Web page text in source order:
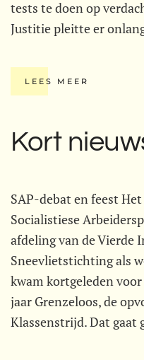
tests te doen op
Justitie pleitte er
LEES MEER
Kort
SAP-debat en feest
Socialistiese
afdeling van de Vierde
Sneevlietstichting als
kwam kortgeleden
jaar Grenzeloos, de
Klassenstrijd. Dat gaat